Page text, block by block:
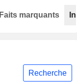
Recherche
Faits marquants